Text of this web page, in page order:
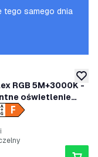
dodaj
RGB 5M+3000K -
oświetlenie
recenzji
tego samego dnia